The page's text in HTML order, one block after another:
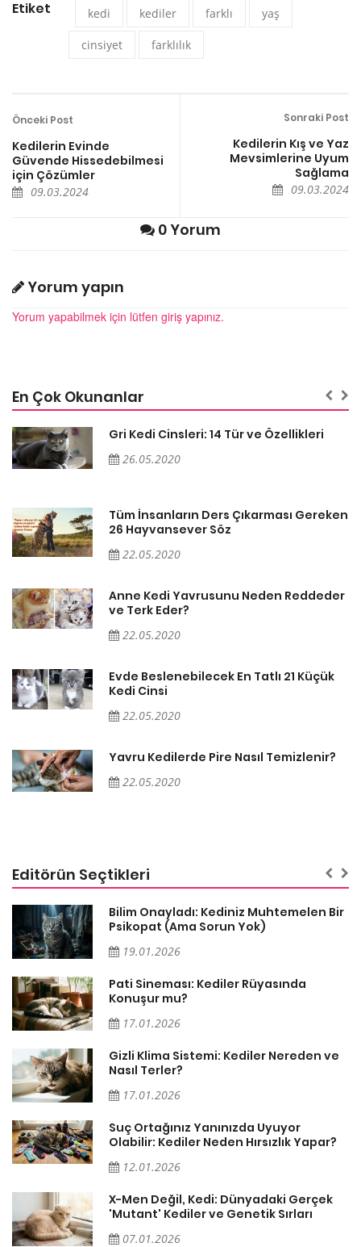
Etiket kedi kediler farklı yaş
cinsiyet farklılık
Önceki Post
Kedilerin Evinde
Güvende Hissedebilmesi
için Çözümler
09.03.2024
Sonraki Post
Kedilerin Kış ve Yaz
Mevsimlerine Uyum
Sağlama
09.03.2024
0 Yorum
Yorum yapın
Yorum yapabilmek için lütfen giriş yapınız.
En Çok Okunanlar
Gri Kedi Cinsleri: 14 Tür ve Özellikleri
26.05.2020
Tüm İnsanların Ders Çıkarması Gereken
26 Hayvansever Söz
22.05.2020
Anne Kedi Yavrusunu Neden Reddeder
ve Terk Eder?
22.05.2020
Evde Beslenebilecek En Tatlı 21 Küçük
Kedi Cinsi
22.05.2020
Yavru Kedilerde Pire Nasıl Temizlenir?
22.05.2020
Editörün Seçtikleri
Bilim Onayladı: Kediniz Muhtemelen Bir
Psikopat (Ama Sorun Yok)
19.01.2026
Pati Sineması: Kediler Rüyasında
Konuşur mu?
17.01.2026
Gizli Klima Sistemi: Kediler Nereden ve
Nasıl Terler?
17.01.2026
Suç Ortağınız Yanınızda Uyuyor
Olabilir: Kediler Neden Hırsızlık Yapar?
12.01.2026
X-Men Değil, Kedi: Dünyadaki Gerçek
'Mutant' Kediler ve Genetik Sırları
07.01.2026